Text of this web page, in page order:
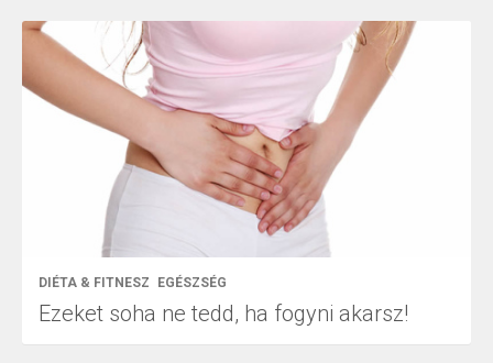
DIÉTA & FITNESZ EGÉSZSÉG
Ezeket soha ne tedd, ha fogyni akarsz!